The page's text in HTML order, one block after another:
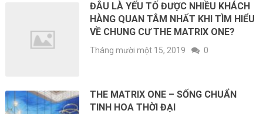
ĐÂU LÀ YẾU TỐ ĐƯỢC NHIỀU KHÁCH
HÀNG QUAN TÂM NHẤT KHI TÌM HIỂU
VỀ CHUNG CƯ THE MATRIX ONE?
Tháng mười một 15, 2019 0
THE MATRIX ONE – SỐNG CHUẨN
TINH HOA THỜI ĐẠI